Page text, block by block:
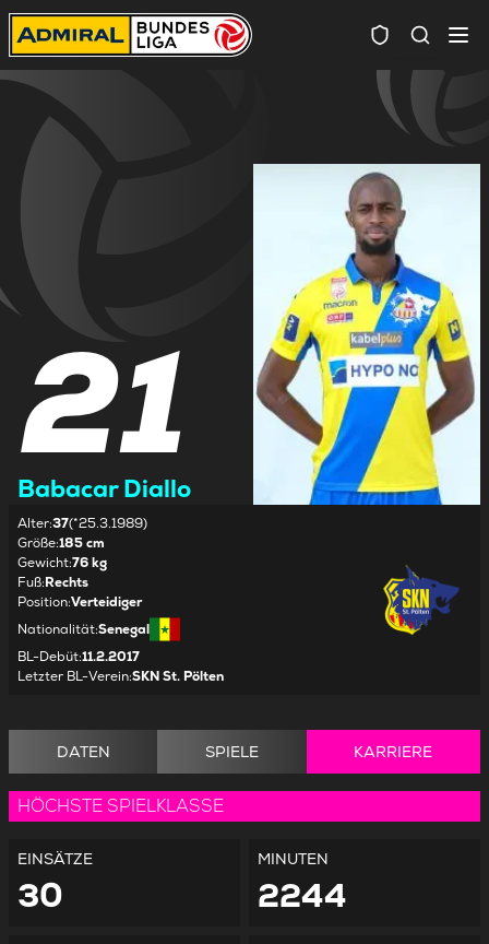
21
Babacar Diallo
Alter:37(*25.3.1989)
Größe:185 cm
Gewicht:76 kg
Fuß:Rechts
Position:Verteidiger
Nationalität:Senegal
BL-Debüt:11.2.2017
Letzter BL-Verein:SKN St. Pölten
DATEN SPIELE KARRIERE
HÖCHSTE SPIELKLASSE
EINSÄTZE
30
MINUTEN
2244